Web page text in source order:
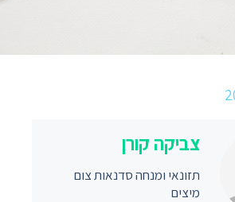
צביקה קורן
תזונאי ומנחה סדנאות צום
מיצים